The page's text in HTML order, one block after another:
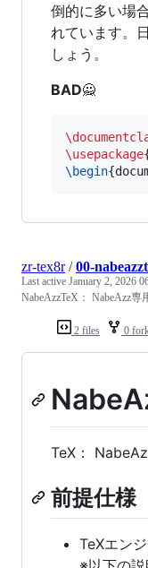
倒的に多い場合
れています。
しょう。
BAD🙅
\usepackage
\begin{
2 files 0
zr-tex8r/00-
Last active January 2, 2026
NabeAzzTeX： NabeAzz
TeX：
前提仕様
TeXエン